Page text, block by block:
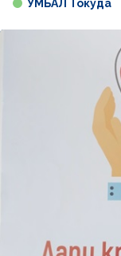
УМБАЛ Токуда